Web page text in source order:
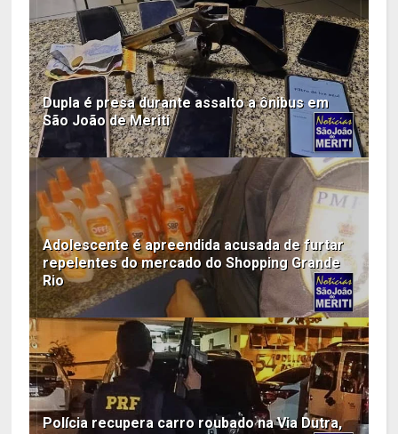
Dupla é presa durante assalto a ônibus em
São João de Meriti
Adolescente é apreendida acusada de furtar
repelentes do mercado do Shopping Grande
Rio
Polícia recupera carro roubado na Via Dutra,